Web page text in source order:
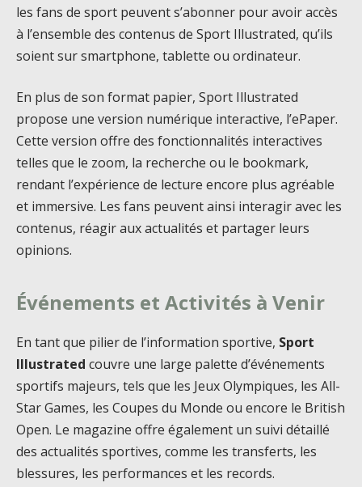
les fans de sport peuvent s’abonner pour avoir accès
à l’ensemble des contenus de Sport Illustrated, qu’ils
soient sur smartphone, tablette ou ordinateur.
En plus de son format papier, Sport Illustrated
propose une version numérique interactive, l’ePaper.
Cette version offre des fonctionnalités interactives
telles que le zoom, la recherche ou le bookmark,
rendant l’expérience de lecture encore plus agréable
et immersive. Les fans peuvent ainsi interagir avec les
contenus, réagir aux actualités et partager leurs
opinions.
Événements et Activités à Venir
En tant que pilier de l’information sportive, Sport
Illustrated couvre une large palette d’événements
sportifs majeurs, tels que les Jeux Olympiques, les All-
Star Games, les Coupes du Monde ou encore le British
Open. Le magazine offre également un suivi détaillé
des actualités sportives, comme les transferts, les
blessures, les performances et les records.